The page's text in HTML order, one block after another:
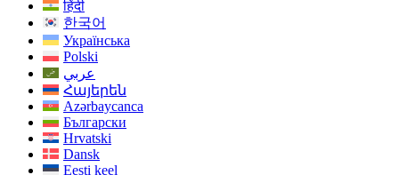
हिंदी
한국어
Українська
Polski
عربي
Հայերեն
Azərbaycanca
Български
Hrvatski
Dansk
Eesti keel